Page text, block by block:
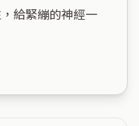
給緊繃的神經一